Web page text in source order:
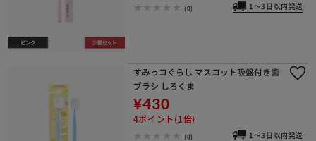
(0) 1～3日以内発送
すみっコぐらし マスコット吸盤付き歯
ブラシ しろくま
¥430
4ポイント(1倍)
(0) 1～3日以内発送